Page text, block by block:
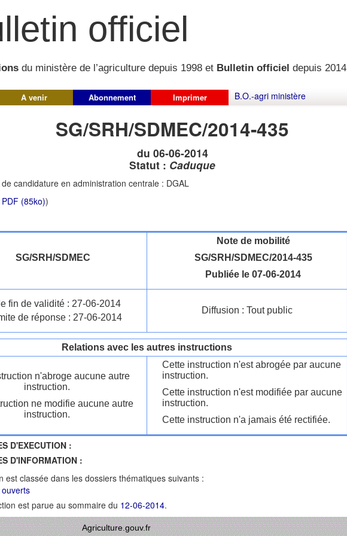
officiel
du ministère de l’agriculture depuis 1998 et Bulletin officiel depuis 2014
A venir Abonnement Imprimer B.O.-agri ministère
SG/SRH/SDMEC/2014-435
du 06-06-2014
Statut : Caduque
candidature en administration centrale : DGAL
(85ko))
SG/SRH/SDMEC
Note de mobilité
SG/SRH/SDMEC/2014-435
Publiée le 07-06-2014
fin de validité : 27-06-2014
de réponse : 27-06-2014
Diffusion : Tout public
Relations avec les autres instructions
n'abroge aucune autre
instruction.
ne modifie aucune autre
instruction.
Cette instruction n'est abrogée par aucune
instruction.
Cette instruction n'est modifiée par aucune
instruction.
Cette instruction n'a jamais été rectifiée.
D'EXECUTION :
D'INFORMATION :
est classée dans les dossiers thématiques suivants :
est parue au sommaire du 12-06-2014.
Agriculture.gouv.fr